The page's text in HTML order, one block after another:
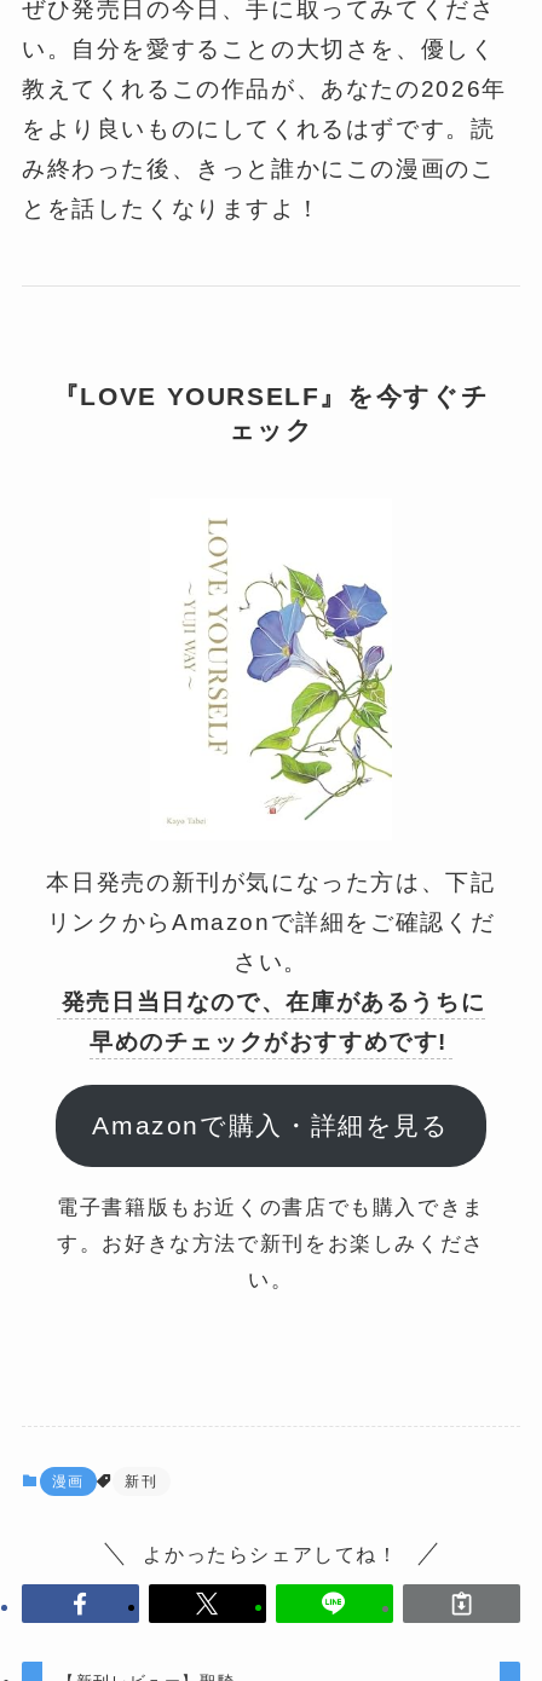
ぜひ発売日の今日、手に取ってみてくださ
い。自分を愛することの大切さを、優しく
教えてくれるこの作品が、あなたの2026年
をより良いものにしてくれるはずです。読
み終わった後、きっと誰かにこの漫画のこ
とを話したくなりますよ！
『LOVE YOURSELF』を今すぐチ
ェック
本日発売の新刊が気になった方は、下記
リンクからAmazonで詳細をご確認くだ
さい。
発売日当日なので、在庫があるうちに
早めのチェックがおすすめです!
Amazonで購入・詳細を見る
電子書籍版もお近くの書店でも購入できま
す。お好きな方法で新刊をお楽しみくださ
い。
漫画 新刊
よかったらシェアしてね！